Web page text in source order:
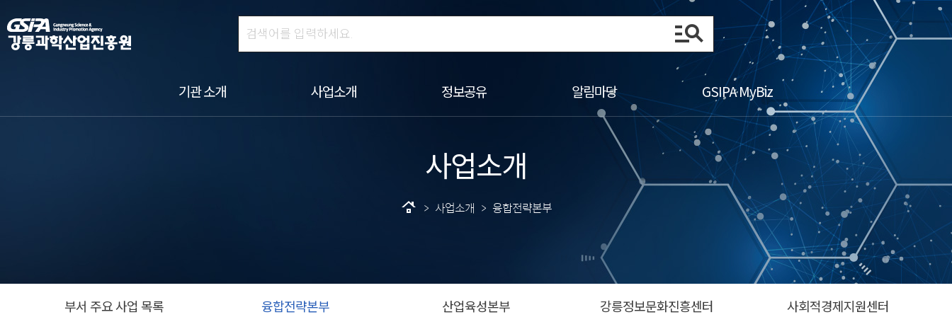
기관 소개 사업소개 정보공유 알림마당 GSIPA MyBiz
사업소개
roofing > 사업소개 > 융합전략본부
부서 주요 사업 목록 융합전략본부 산업육성본부 강릉정보문화진흥센터 사회적경제지원센터